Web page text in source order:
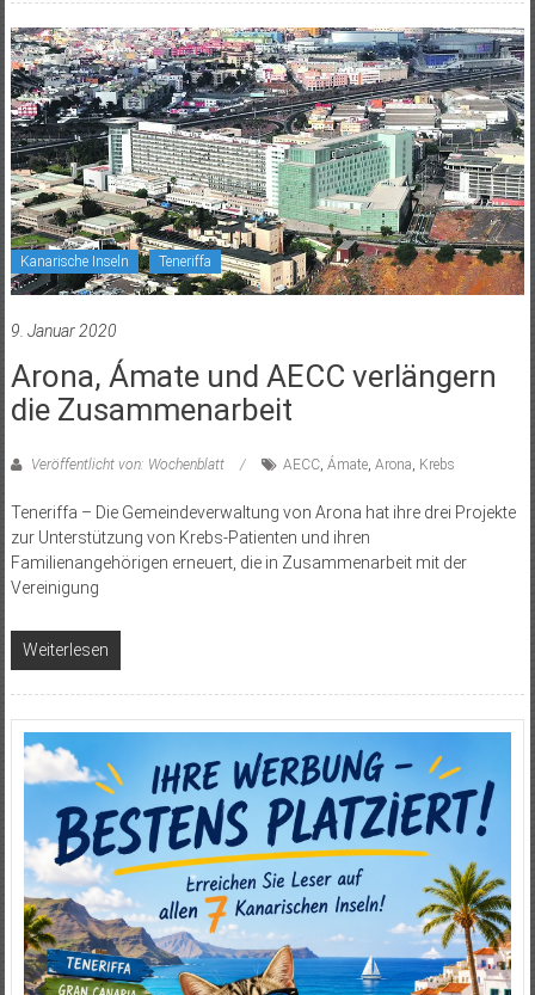
Kanarische Inseln Teneriffa
9. Januar 2020
Arona, Ámate und AECC verlängern
die Zusammenarbeit
Veröffentlicht von: Wochenblatt AECC, Ámate, Arona, Krebs
Teneriffa – Die Gemeindeverwaltung von Arona hat ihre drei Projekte
zur Unterstützung von Krebs-Patienten und ihren
Familienangehörigen erneuert, die in Zusammenarbeit mit der
Vereinigung
Weiterlesen